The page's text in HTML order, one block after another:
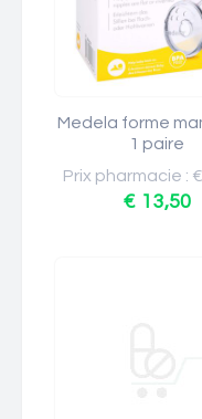
Medela forme
1 paire
Prix pharmacie :
€ 13,50